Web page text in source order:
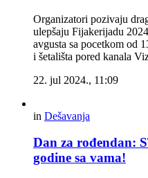
Organizatori pozivaju
ulepšaju Fijakerijadu
avgusta sa pocetkom od
i šetališta pored kanala
22. jul 2024., 11:09
in Dešavanja
Dan za rođendan:
godine sa vama!